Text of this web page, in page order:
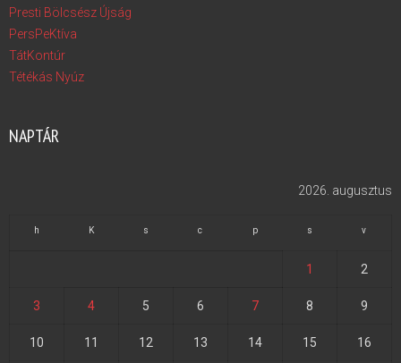
Presti Bölcsész Újság
PersPeKtíva
TátKontúr
Tétékás Nyúz
NAPTÁR
2026. augusztus
h K s c p s v
1 2
3 4 5 6 7 8 9
10 11 12 13 14 15 16